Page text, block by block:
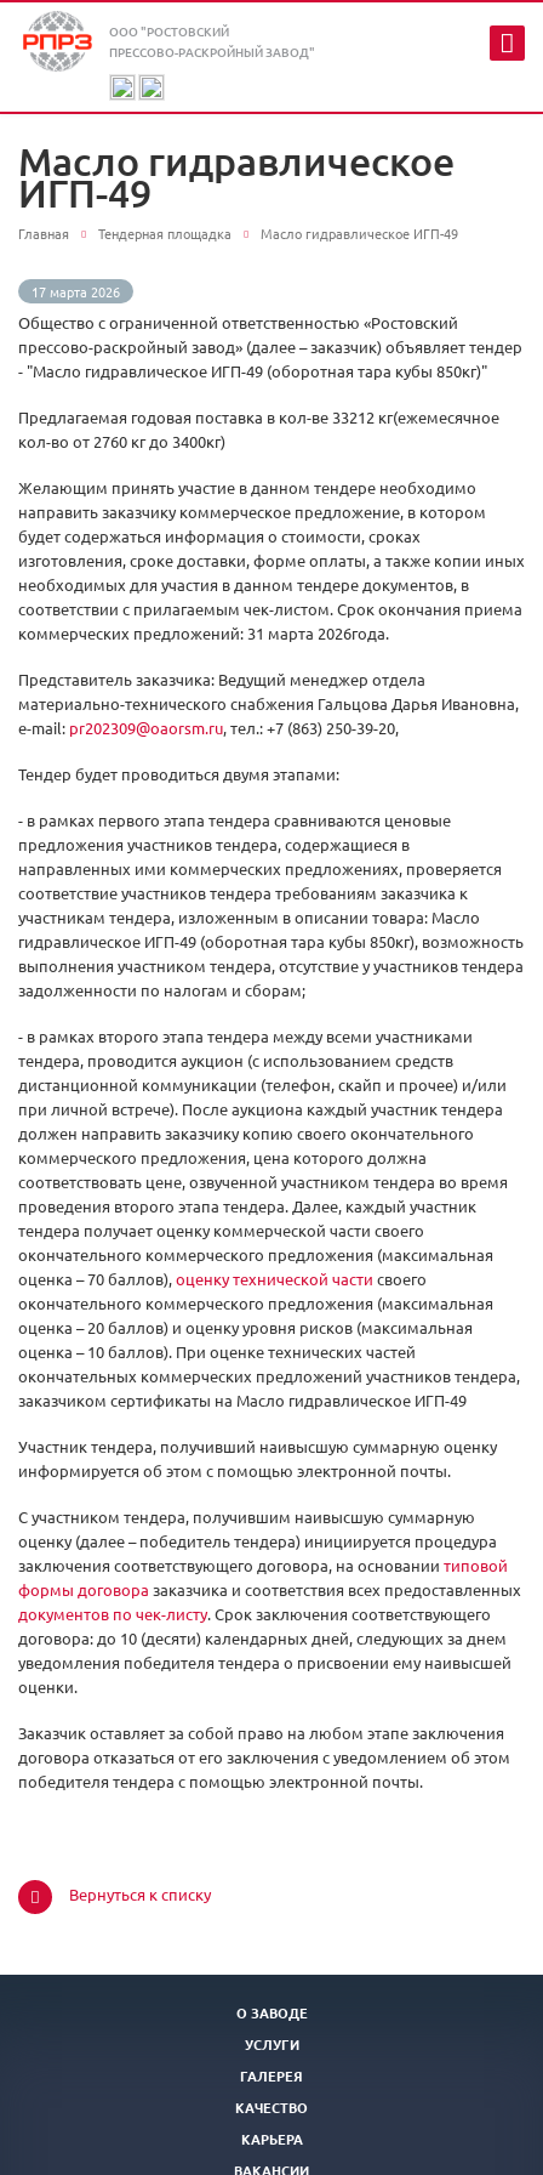
ООО "РОСТОВСКИЙ
ПРЕССОВО-РАСКРОЙНЫЙ ЗАВОД"
Масло гидравлическое
ИГП-49
Главная Тендерная площадка Масло гидравлическое ИГП-49
17 марта 2026
Общество с ограниченной ответственностью «Ростовский
прессово-раскройный завод» (далее – заказчик) объявляет тендер
- "Масло гидравлическое ИГП-49 (оборотная тара кубы 850кг)"
Предлагаемая годовая поставка в кол-ве 33212 кг(ежемесячное
кол-во от 2760 кг до 3400кг)
Желающим принять участие в данном тендере необходимо
направить заказчику коммерческое предложение, в котором
будет содержаться информация о стоимости, сроках
изготовления, сроке доставки, форме оплаты, а также копии иных
необходимых для участия в данном тендере документов, в
соответствии с прилагаемым чек-листом. Срок окончания приема
коммерческих предложений: 31 марта 2026года.
Представитель заказчика: Ведущий менеджер отдела
материально-технического снабжения Гальцова Дарья Ивановна,
e-mail: pr202309@oaorsm.ru, тел.: +7 (863) 250-39-20,
Тендер будет проводиться двумя этапами:
- в рамках первого этапа тендера сравниваются ценовые
предложения участников тендера, содержащиеся в
направленных ими коммерческих предложениях, проверяется
соответствие участников тендера требованиям заказчика к
участникам тендера, изложенным в описании товара: Масло
гидравлическое ИГП-49 (оборотная тара кубы 850кг), возможность
выполнения участником тендера, отсутствие у участников тендера
задолженности по налогам и сборам;
- в рамках второго этапа тендера между всеми участниками
тендера, проводится аукцион (с использованием средств
дистанционной коммуникации (телефон, скайп и прочее) и/или
при личной встрече). После аукциона каждый участник тендера
должен направить заказчику копию своего окончательного
коммерческого предложения, цена которого должна
соответствовать цене, озвученной участником тендера во время
проведения второго этапа тендера. Далее, каждый участник
тендера получает оценку коммерческой части своего
окончательного коммерческого предложения (максимальная
оценка – 70 баллов),оценку технической части своего
окончательного коммерческого предложения (максимальная
оценка – 20 баллов) и оценку уровня рисков (максимальная
оценка – 10 баллов). При оценке технических частей
окончательных коммерческих предложений участников тендера,
заказчиком сертификаты на Масло гидравлическое ИГП-49
Участник тендера, получивший наивысшую суммарную оценку
информируется об этом с помощью электронной почты.
С участником тендера, получившим наивысшую суммарную
оценку (далее – победитель тендера) инициируется процедура
заключения соответствующего договора, на основании типовой
формы договора заказчика и соответствия всех предоставленных
документов по чек-листу. Срок заключения соответствующего
договора: до 10 (десяти) календарных дней, следующих за днем
уведомления победителя тендера о присвоении ему наивысшей
оценки.
Заказчик оставляет за собой право на любом этапе заключения
договора отказаться от его заключения с уведомлением об этом
победителя тендера с помощью электронной почты.
Вернуться к списку
О ЗАВОДЕ
УСЛУГИ
ГАЛЕРЕЯ
КАЧЕСТВО
КАРЬЕРА
ВАКАНСИИ